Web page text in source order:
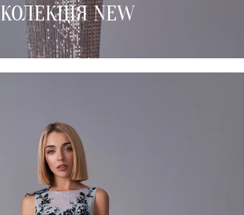
КОЛЕКЦІЯ NEW